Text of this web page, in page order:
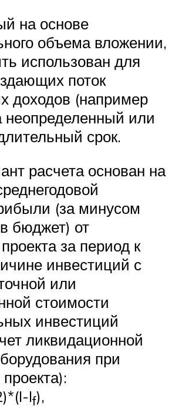
на основе
объема вложении,
использован для
поток
доходов (например
неопределенный или
срок.
расчета основан на
(за минусом
бюджет) от
за период к
инвестиций с
или
стоимости
инвестиций
ликвидационной
при
If),